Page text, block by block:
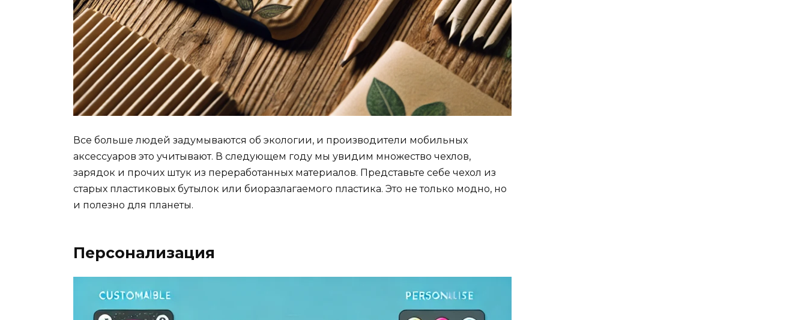
Все больше людей задумываются об экологии, и производители мобильных
аксессуаров это учитывают. В следующем году мы увидим множество чехлов,
зарядок и прочих штук из переработанных материалов. Представьте себе чехол из
старых пластиковых бутылок или биоразлагаемого пластика. Это не только модно, но
и полезно для планеты.
Персонализация